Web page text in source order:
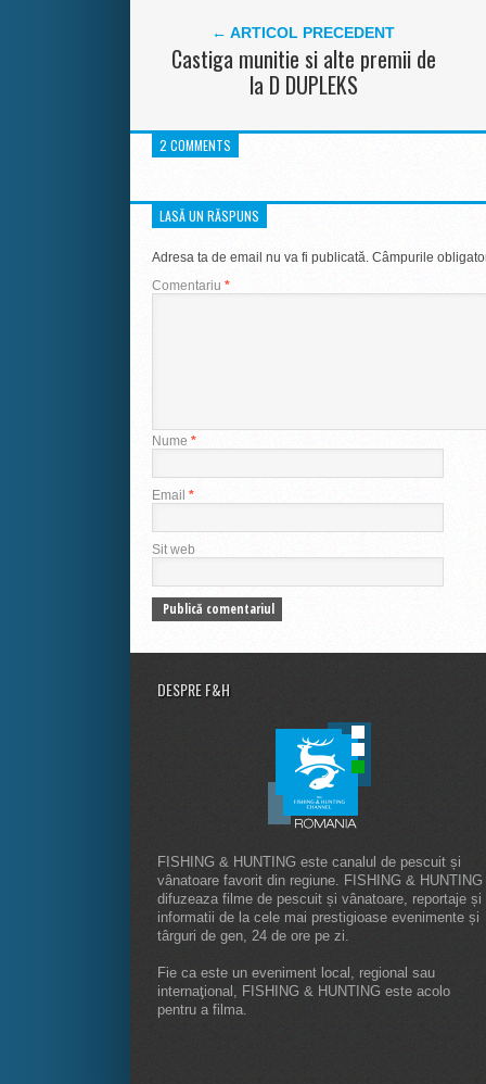
← ARTICOL PRECEDENT
Castiga munitie si alte premii de
la D DUPLEKS
2 COMMENTS
LASĂ UN RĂSPUNS
Adresa ta de email nu va fi publicată. Câmpurile
Comentariu *
Nume *
Email *
Sit web
DESPRE F&H
FISHING & HUNTING este canalul de pescuit și
vânatoare favorit din regiune. FISHING & HUNTING
difuzeaza filme de pescuit și vânatoare, reportaje și
informatii de la cele mai prestigioase evenimente și
târguri de gen, 24 de ore pe zi.
Fie ca este un eveniment local, regional sau
internaţional, FISHING & HUNTING este acolo
pentru a filma.